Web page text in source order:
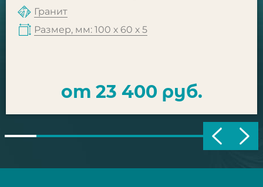
Гранит
Размер, мм: 100 х 60 х 5
от 23 400 руб.